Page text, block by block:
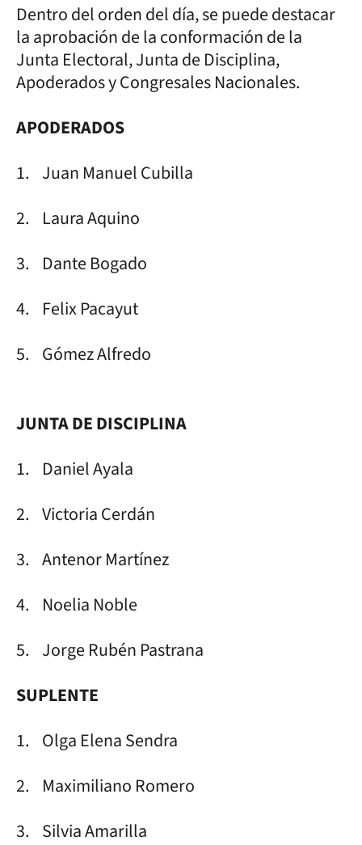
Dentro del orden del día, se puede destacar
la aprobación de la conformación de la
Junta Electoral, Junta de Disciplina,
Apoderados y Congresales Nacionales.
APODERADOS
1. Juan Manuel Cubilla
2. Laura Aquino
3. Dante Bogado
4. Felix Pacayut
5. Gómez Alfredo
JUNTA DE DISCIPLINA
1. Daniel Ayala
2. Victoria Cerdán
3. Antenor Martínez
4. Noelia Noble
5. Jorge Rubén Pastrana
SUPLENTE
1. Olga Elena Sendra
2. Maximiliano Romero
3. Silvia Amarilla